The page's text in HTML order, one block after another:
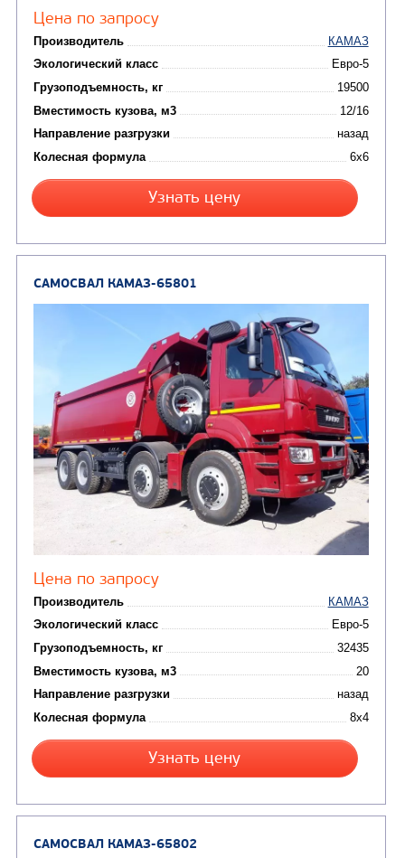
Цена по запросу
Производитель
Экологический класс
Грузоподъемность, кг
Направление разгрузки
Колесная формула
Узнать цену
САМОСВАЛ КАМАЗ-65222
Цена по запросу
Производитель
Грузоподъемность, кг
Вместимость кузова, м3